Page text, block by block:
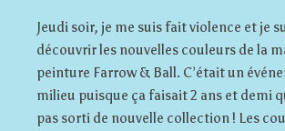
Jeudi soir, je me suis fait violence et je
découvrir les nouvelles couleurs de la
peinture Farrow & Ball. C’était un
milieu puisque ça faisait 2 ans et demi
pas sorti de nouvelle collection ! Les